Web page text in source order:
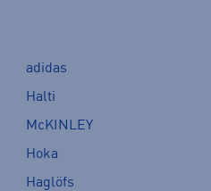
adidas
Halti
McKINLEY
Hoka
Haglöfs